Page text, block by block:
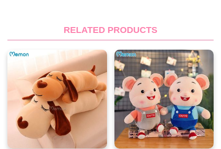
RELATED PRODUCTS